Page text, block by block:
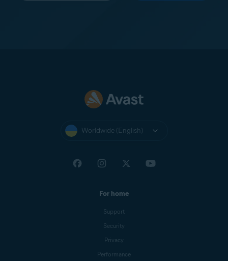
Worldwide (English)
For home
Support
Security
Privacy
Performance